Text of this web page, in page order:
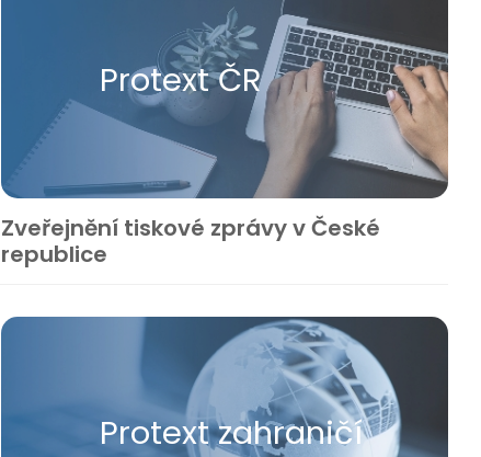
Protext ČR
Zveřejnění tiskové zprávy v České
republice
Protext zahraničí